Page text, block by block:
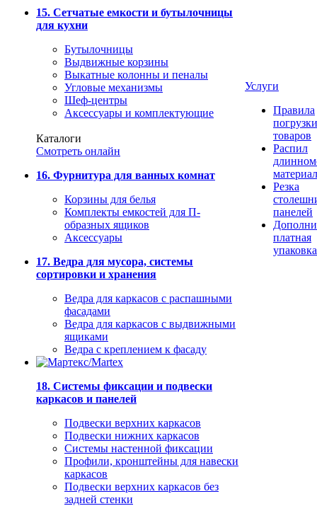
15. Сетчатые емкости и бутылочницы
для кухни
Бутылочницы
Выдвижные корзины
Выкатные колонны и пеналы
Угловые механизмы
Шеф-центры
Аксессуары и комплектующие
Каталоги
Смотреть онлайн
16. Фурнитура для ванных комнат
Корзины для белья
Комплекты емкостей для П-
образных ящиков
Аксессуары
17. Ведра для мусора, системы
сортировки и хранения
Ведра для каркасов с распашными
фасадами
Ведра для каркасов с выдвижными
ящиками
Ведра с креплением к фасаду
18. Системы фиксации и подвески
каркасов и панелей
Подвески верхних каркасов
Подвески нижних каркасов
Системы настенной фиксации
Профили, кронштейны для навески
каркасов
Подвески верхних каркасов без
задней стенки
Услуги
Правила
погрузки
товаров
Распил
Резка
панелей
платная
упаковка